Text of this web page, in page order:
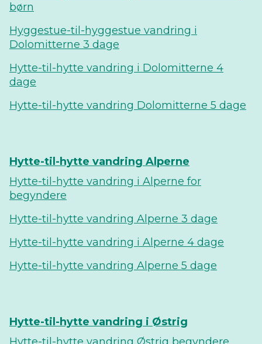
børn
Hyggestue-til-hyggestue vandring i
Dolomitterne 3 dage
Hytte-til-hytte vandring i Dolomitterne 4
dage
Hytte-til-hytte vandring Dolomitterne 5 dage
Hytte-til-hytte vandring Alperne
Hytte-til-hytte vandring i Alperne for
begyndere
Hytte-til-hytte vandring Alperne 3 dage
Hytte-til-hytte vandring i Alperne 4 dage
Hytte-til-hytte vandring Alperne 5 dage
Hytte-til-hytte vandring i Østrig